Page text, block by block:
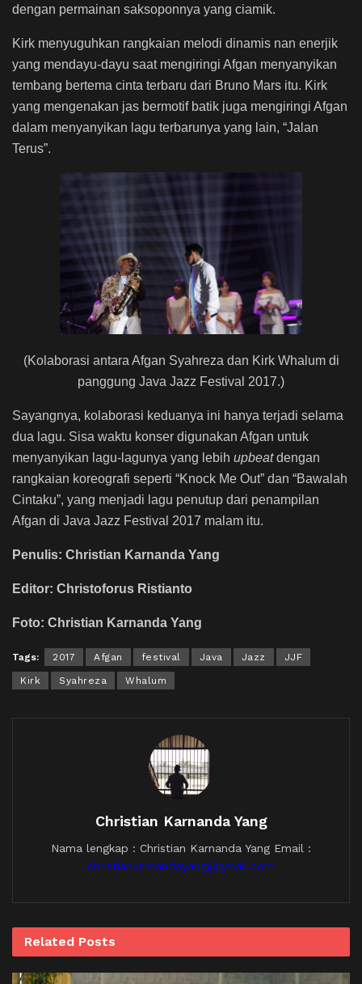
dengan permainan saksoponnya yang ciamik.
Kirk menyuguhkan rangkaian melodi dinamis nan enerjik
yang mendayu-dayu saat mengiringi Afgan menyanyikan
tembang bertema cinta terbaru dari Bruno Mars itu. Kirk
yang mengenakan jas bermotif batik juga mengiringi Afgan
dalam menyanyikan lagu terbarunya yang lain, “Jalan
Terus”.
(Kolaborasi antara Afgan Syahreza dan Kirk Whalum di
panggung Java Jazz Festival 2017.)
Sayangnya, kolaborasi keduanya ini hanya terjadi selama
dua lagu. Sisa waktu konser digunakan Afgan untuk
menyanyikan lagu-lagunya yang lebih upbeatdengan
rangkaian koreografi seperti “Knock Me Out” dan “Bawalah
Cintaku”, yang menjadi lagu penutup dari penampilan
Afgan di Java Jazz Festival 2017 malam itu.
Penulis: Christian Karnanda Yang
Editor: Christoforus Ristianto
Foto: Christian Karnanda Yang
Tags: 2017 Afgan festival Java Jazz JJF
Kirk Syahreza Whalum
Christian Karnanda Yang
Nama lengkap : Christian Karnanda Yang Email :
christiankarnandayang@gmail.com
Related Posts